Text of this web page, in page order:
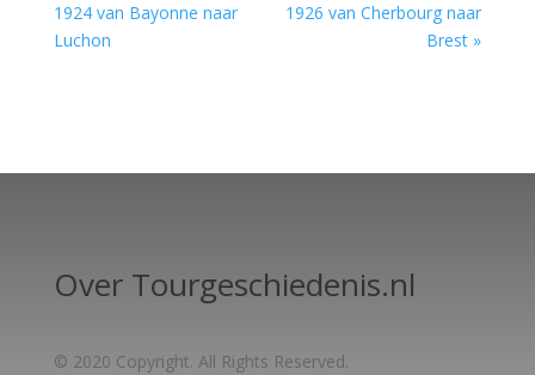
1924 van Bayonne naar
Luchon
1926 van Cherbourg naar
Brest »
Over Tourgeschiedenis.nl
© 2020 Copyright. All Rights Reserved.